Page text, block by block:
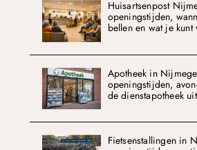
Huisartsenpost
openingstijden,
bellen en wat je kunt
Apotheek in
openingstijden,
de dienstapotheek
Fietsenstallingen in